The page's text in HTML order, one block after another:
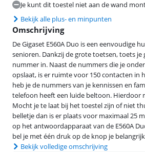
Je kunt dit toestel niet aan de wand
Bekijk alle plus- en minpunten
Omschrijving
De Gigaset E560A Duo is een eenvoudige
senioren. Dankzij de grote toetsen, toets
nummer in. Naast de nummers die je
opslaat, is er ruimte voor 150 contacten in
heb je de nummers van je kennissen en
telefoon heeft een luide beltoon. Hierdoor
Mocht je te laat bij het toestel zijn of niet
belletje dan is er plaats voor maximaal 25
op het antwoordapparaat van de E560A
bel je met één druk op de knop je
Bekijk volledige omschrijving